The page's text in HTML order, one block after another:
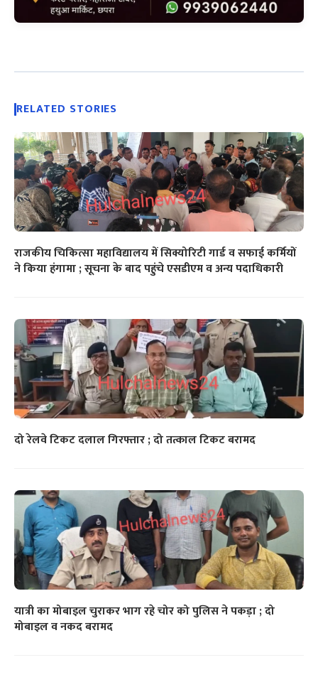
RELATED STORIES
राजकीय चिकित्सा महाविद्यालय में सिक्योरिटी गार्ड व सफाई कर्मियों
ने किया हंगामा ; सूचना के बाद पहुंचे एसडीएम व अन्य पदाधिकारी
दो रेलवे टिकट दलाल गिरफ्तार ; दो तत्काल टिकट बरामद
यात्री का मोबाइल चुराकर भाग रहे चोर को पुलिस ने पकड़ा ; दो
मोबाइल व नकद बरामद